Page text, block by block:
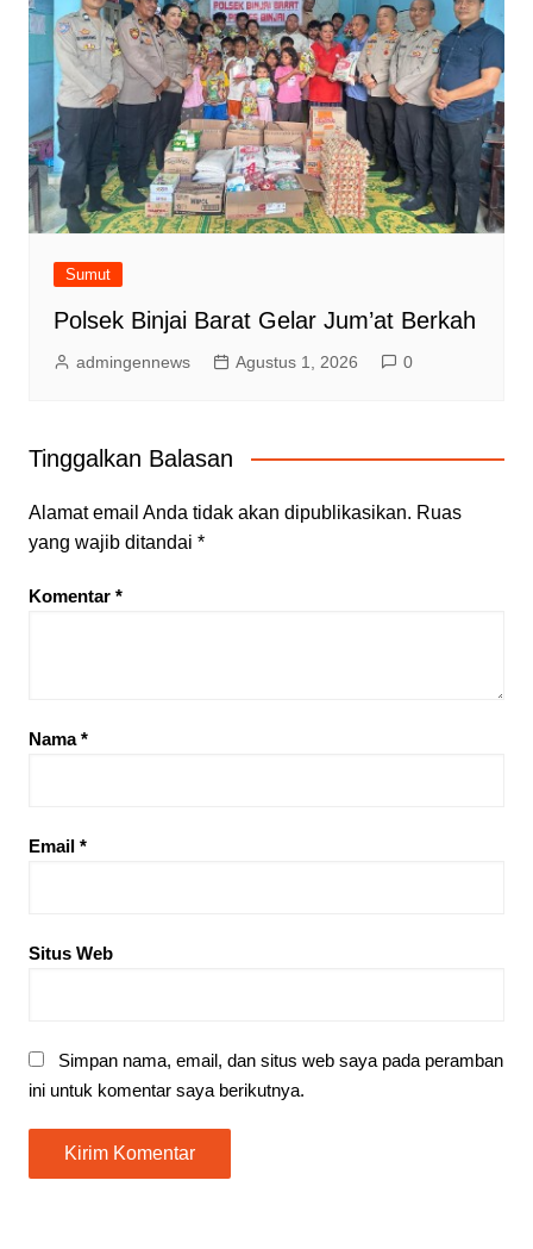
Sumut
Polsek Binjai Barat Gelar Jum’at Berkah
admingennews Agustus 1, 2026 0
Tinggalkan Balasan
Alamat email Anda tidak akan dipublikasikan. Ruas
yang wajib ditandai *
Komentar *
Nama*
Email *
Situs Web
Simpan nama, email, dan situs web saya pada peramban
ini untuk komentar saya berikutnya.